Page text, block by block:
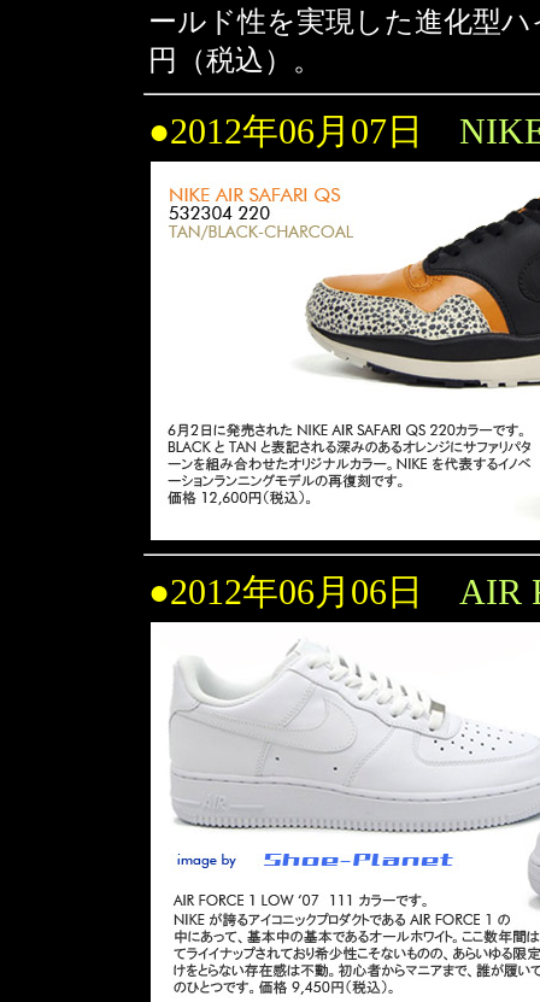
ールド性を実現した進化型
円（税込）。
●2012年06月07日
●2012年06月06日 AIR